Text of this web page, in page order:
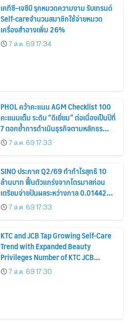
เคทีซี–เจซีบี รุกหมวดความงาม รับเทรนด์
Self-careจำนวนสมาชิกใช้จ่ายหมวด
เครื่องสำอางเพิ่ม 26%
7 ส.ค. 69 17:34
PHOL คว้าคะแนน AGM Checklist 100
คะแนนเต็ม ระดับ “ดีเยี่ยม” ต่อเนื่องเป็นปีที่
7 ตอกย้ำการดำเนินธุรกิจตามหลักธร
รมาภิบาล โปร่งใส สร้างความเชื่อมั่นผู้ถือ
หุ้น
7 ส.ค. 69 17:33
SINO ประกาศ Q2/69 ทำกำไรสุทธิ 10
ล้านบาท ฟื้นตัวแกร่งจากไตรมาสก่อน
เตรียมจ่ายปันผลระหว่างกาล 0.014423
บาทต่อหุ้น ครึ่งปีหลังมุ่งเติบโตต่อเนื่อง
7 ส.ค. 69 17:33
KTC and JCB Tap Growing Self-Care
Trend with Expanded Beauty
Privileges Number of KTC JCB
Cardmembers Spending on
Cosmetics Rises 26%
7 ส.ค. 69 17:30